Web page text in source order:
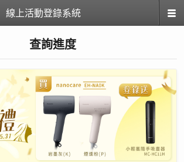
線上活動登錄系統
查詢進度